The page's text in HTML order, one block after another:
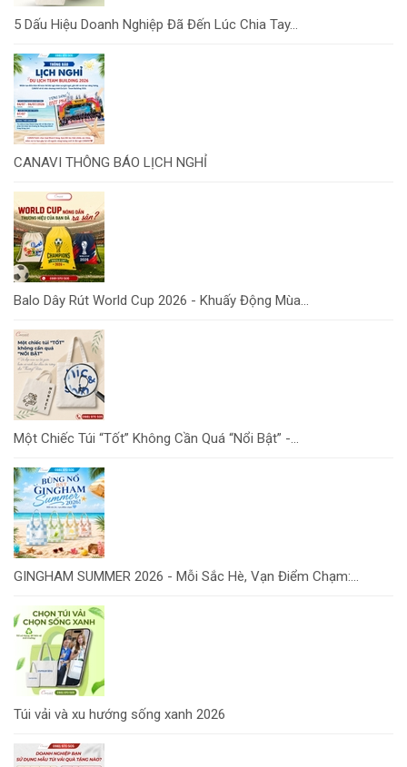
5 Dấu Hiệu Doanh Nghiệp Đã Đến Lúc Chia Tay...
CANAVI THÔNG BÁO LỊCH NGHỈ
Balo Dây Rút World Cup 2026 - Khuấy Động Mùa...
Một Chiếc Túi “Tốt” Không Cần Quá “Nổi Bật” -...
GINGHAM SUMMER 2026 - Mỗi Sắc Hè, Vạn Điểm Chạm:...
Túi vải và xu hướng sống xanh 2026